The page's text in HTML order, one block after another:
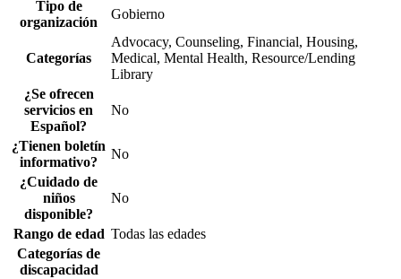
Tipo de
organización
Gobierno
Categorías
Advocacy, Counseling, Financial, Housing,
Medical, Mental Health, Resource/Lending
Library
¿Se ofrecen
servicios en
Español?
No
¿Tienen boletín
informativo?
No
¿Cuidado de
niños
disponible?
No
Rango de edad Todas las edades
Categorías de
discapacidad